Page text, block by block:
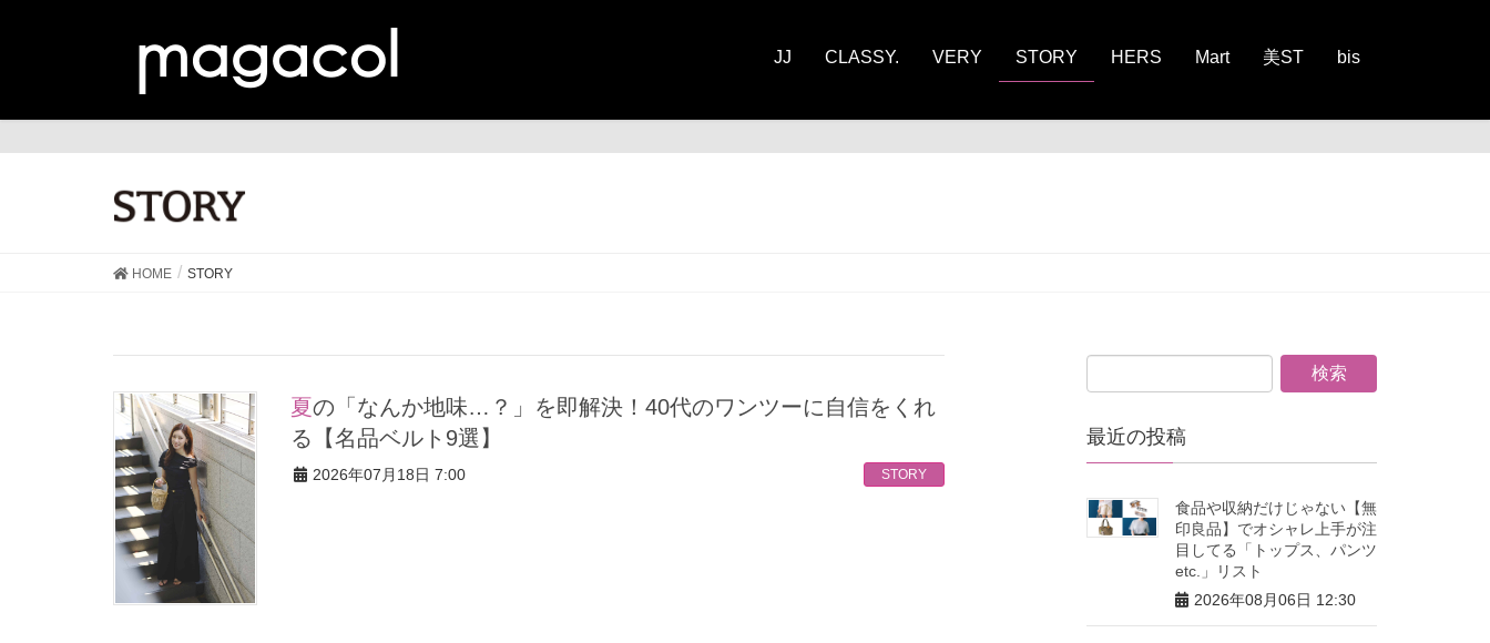
JJ CLASSY. VERY STORY HERS Mart 美ST bis
HOME STORY
夏の「なんか地味…？」を即解決！40代のワンツーに自信をくれ
る【名品ベルト9選】
2026年07月18日 7:00 STORY
最近の投稿
食品や収納だけじゃない【無
印良品】でオシャレ上手が注
目してる「トップス、パンツ
etc.」リスト
2026年08月06日 12:30